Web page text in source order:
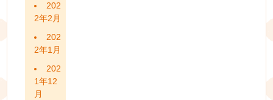
202
2年2月
202
2年1月
202
1年12
月